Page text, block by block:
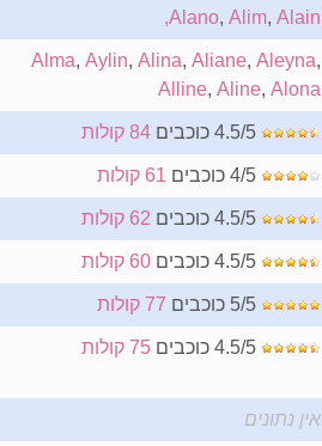
Alano ,Alim ,Alain,
Alma ,Aylin ,Alina ,Aliane ,Aleyna
Alline ,Aline ,Alona
4.5/5 כוכבים 84 קולות
4/5 כוכבים 61 קולות
4.5/5 כוכבים 62 קולות
4.5/5 כוכבים 60 קולות
5/5 כוכבים 77 קולות
4.5/5 כוכבים 75 קולות
אין נתונים